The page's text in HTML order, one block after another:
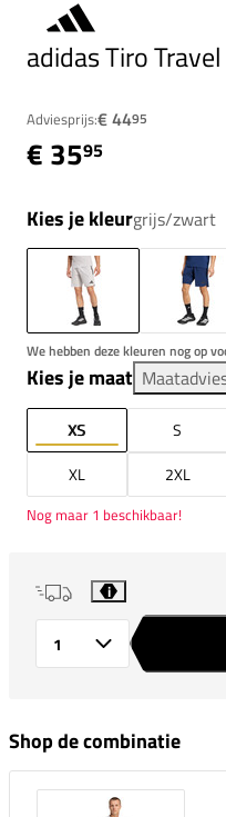
adidas Tiro
Adviesprijs:€ 4495
€ 3595
Kies je kleurgrijs/zwart
We hebben deze kleuren nog op
Kies je maat
XS S
XL
2XL
Nog maar 1 beschikbaar!
i
Shop de combinatie